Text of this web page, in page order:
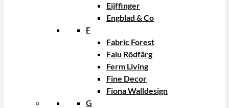
Eijffinger
Engblad & Co
F
Fabric Forest
Falu Rödfärg
Ferm Living
Fine Decor
Fiona Walldesign
G